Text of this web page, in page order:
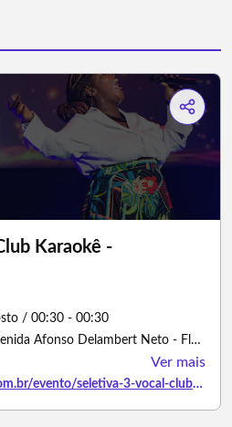
Karaokê -
/ 00:30 - 00:30
Vocal Club Karaokê, Avenida Afonso Delambert Neto - Florianópolis/Santa Catarina
Ver mais
https://www.sympla.com.br/evento/seletiva-3-vocal-club-karaoke-florianopolis-sc/3465746